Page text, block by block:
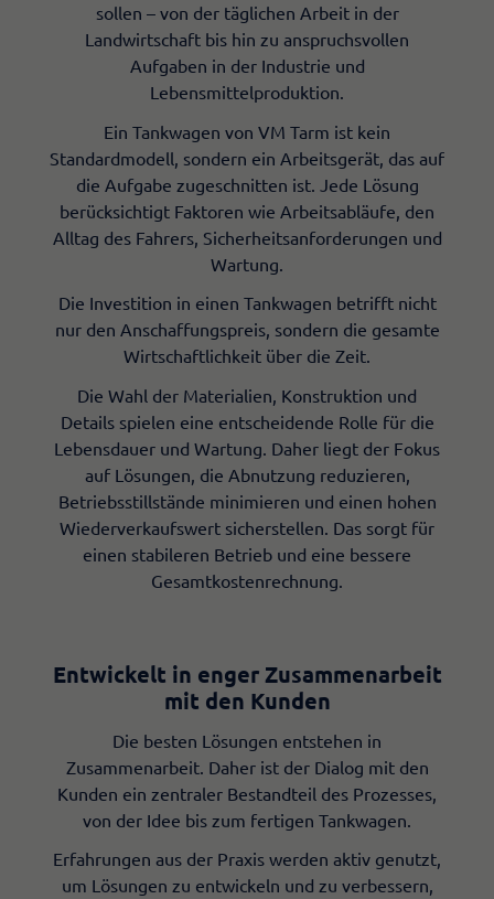
sollen – von der täglichen Arbeit in der
Landwirtschaft bis hin zu anspruchsvollen
Aufgaben in der Industrie und
Lebensmittelproduktion.
Ein Tankwagen von VM Tarm ist kein
Standardmodell, sondern ein Arbeitsgerät, das auf
die Aufgabe zugeschnitten ist. Jede Lösung
berücksichtigt Faktoren wie Arbeitsabläufe, den
Alltag des Fahrers, Sicherheitsanforderungen und
Wartung.​
Die Investition in einen Tankwagen betrifft nicht
nur den Anschaffungspreis, sondern die gesamte
Wirtschaftlichkeit über die Zeit.
Die Wahl der Materialien, Konstruktion und
Details spielen eine entscheidende Rolle für die
Lebensdauer und Wartung. Daher liegt der Fokus
auf Lösungen, die Abnutzung reduzieren,
Betriebsstillstände minimieren und einen hohen
Wiederverkaufswert sicherstellen. Das sorgt für
einen stabileren Betrieb und eine bessere
Gesamtkostenrechnung.
Entwickelt in enger Zusammenarbeit
mit den Kunden
Die besten Lösungen entstehen in
Zusammenarbeit. Daher ist der Dialog mit den
Kunden ein zentraler Bestandteil des Prozesses,
von der Idee bis zum fertigen Tankwagen.
Erfahrungen aus der Praxis werden aktiv genutzt,
um Lösungen zu entwickeln und zu verbessern,